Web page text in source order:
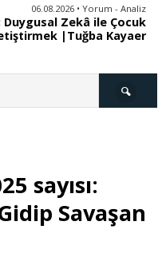
06.08.2026 • Yorum - Analiz
Duygusal Zekâ ile Çocuk
|Tuğba Kayaer
sayısı:
Savaşan